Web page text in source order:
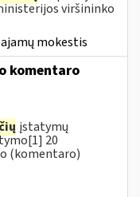
viršininko
mokestis
komentaro
įstatymų
20
(komentaro)